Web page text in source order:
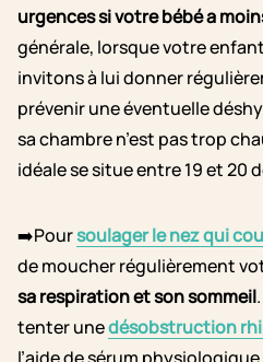
urgences si votre bébé a
générale, lorsque votre
invitons à lui donner
prévenir une éventuelle
sa chambre n’est pas trop
idéale se situe entre 19 et 20
➡️Poursoulager le nez qui
de moucher régulièrement
sa respiration et son sommeil
tenter unedésobstruction